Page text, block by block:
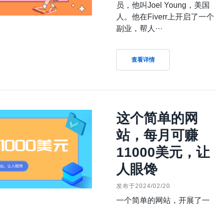
员，他叫Joel Young，美国
人。他在Fiverr上开启了一个
副业，帮人···
查看详情
这个简单的网
站，每月可赚
11000美元，让
人眼馋
发布于2024/02/20
一个简单的网站，开展了一